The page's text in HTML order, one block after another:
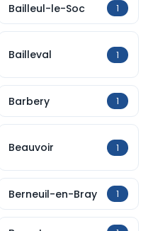
Bailleul-le-Soc 1
Bailleval 1
Barbery 1
Beauvoir 1
Berneuil-en-Bray 1